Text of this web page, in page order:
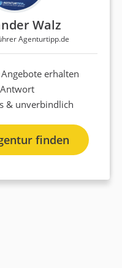
Walz
Agenturtipp.de
erhalten
& unverbindlich
finden